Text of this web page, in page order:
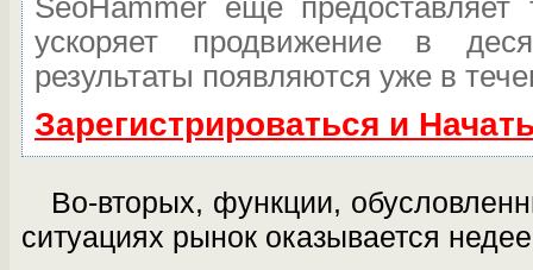
SeoHammer еще предоставляет
ускоряет продвижение в
результаты появляются уже в
Зарегистрироваться и
Во-вторых, функции,
ситуациях рынок оказывается